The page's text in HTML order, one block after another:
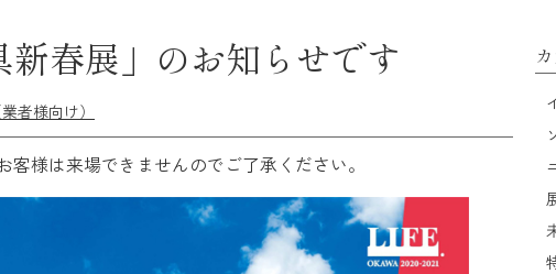
新春展」のお知らせです
者様向け）
様は来場できませんのでご了承ください。